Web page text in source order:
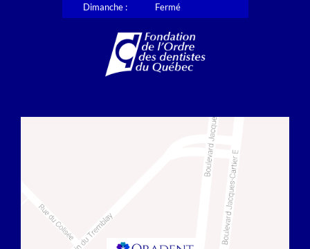
Dimanche :
Fermé